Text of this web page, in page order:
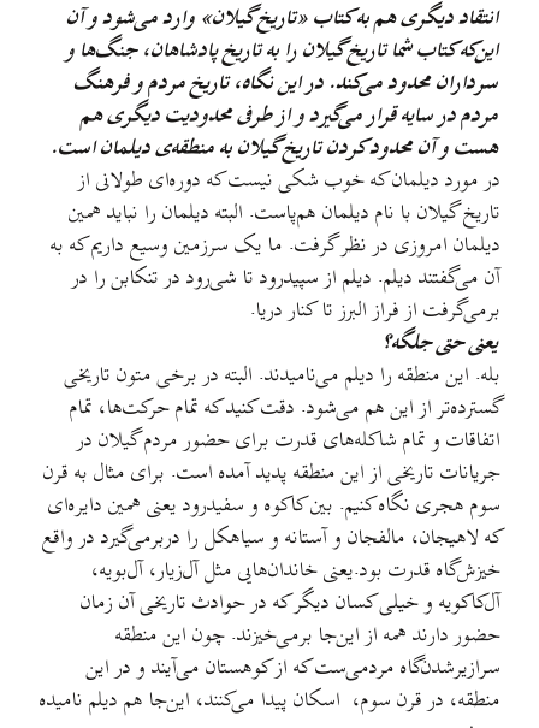
انتقاد دیگری هم به کتاب «تاریخ گیلان» وارد می‌شود و آن
این‌که کتاب شما تاریخ گیلان را به تاریخ پادشاهان، جنگ‌ها و
سرداران محدود می‌کند. در این نگاه، تاریخ مردم و فرهنگ
مردم در سایه قرار می‌گیرد و از طرفی محدودیت دیگری هم
هست و آن محدود کردن تاریخ گیلان به منطقه‌ی دیلمان است.
در مورد دیلمان که خوب شکی نیست که دوره‌ای طولانی از
تاریخ گیلان با نام دیلمان هم‌پاست. البته دیلمان را نباید همین
دیلمان امروزی در نظر گرفت. ما یک سرزمین وسیع داریم که به
آن می‌گفتند دیلم. دیلم از سپیدرود تا شی‌‌رود در تنکابن را در
برمی‌گرفت از فراز البرز تا کنار دریا.
یعنی حتی جلگه؟
بله. این منطقه را دیلم می‌نامیدند. البته در برخی متون تاریخی
گسترده‌تر از این هم می‌شود. دقت کنید که تمام حرکت‌ها، تمام
اتفاقات و تمام شاکله‌های قدرت برای حضور مردم گیلان در
جریانات تاریخی از این منطقه پدید آمده است. برای مثال به قرن
سوم هجری نگاه کنیم. بین کاکوه و سفیدرود یعنی همین دایره‌ای
که لاهیجان، مالفجان و آستانه و سیاهکل را دربرمی‌گیرد در واقع
خیزش‌گاه قدرت بود.یعنی خاندان‌هایی مثل آل‌زیار، آل‌بویه،
آل‌کاکویه و خیلی کسان دیگر که در حوادث تاریخی آن زمان
حضور دارند همه از این‌جا برمی‌خیزند. چون این منطقه
سرازیرشدن‌گاه مردمی‌ست که از کوهستان می‌آیند و در این
منطقه، در قرن سوم، اسکان پیدا می‌کنند، این‌جا هم دیلم نامیده